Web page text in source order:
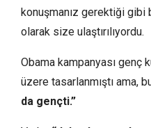
konuşmanız gerektiği
olarak size ulaştırılıyordu.
Obama kampanyası genç
üzere tasarlanmıştı ama,
da gençti.”